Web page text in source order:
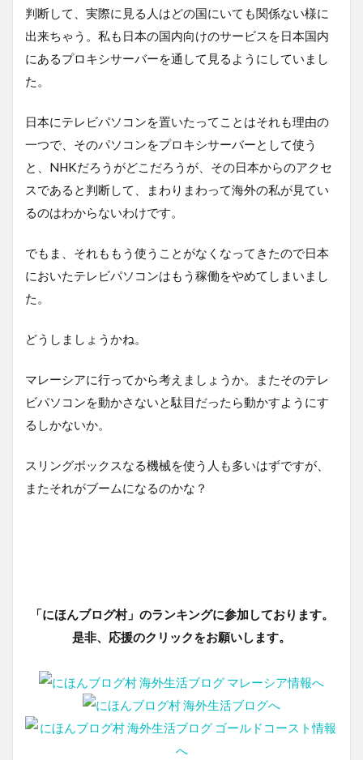
判断して、実際に見る人はどの国にいても関係ない様に
出来ちゃう。私も日本の国内向けのサービスを日本国内
にあるプロキシサーバーを通して見るようにしていまし
た。
日本にテレビパソコンを置いたってことはそれも理由の
一つで、そのパソコンをプロキシサーバーとして使う
と、NHKだろうがどこだろうが、その日本からのアクセ
スであると判断して、まわりまわって海外の私が見てい
るのはわからないわけです。
でもま、それももう使うことがなくなってきたので日本
においたテレビパソコンはもう稼働をやめてしまいまし
た。
どうしましょうかね。
マレーシアに行ってから考えましょうか。またそのテレ
ビパソコンを動かさないと駄目だったら動かすようにす
るしかないか。
スリングボックスなる機械を使う人も多いはずですが、
またそれがブームになるのかな？
「にほんブログ村」のランキングに参加しております。
是非、応援のクリックをお願いします。